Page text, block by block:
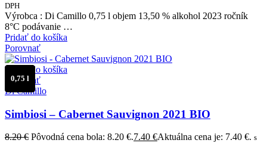
DPH
Výrobca : Di Camillo 0,75 l objem 13,50 % alkohol 2023 ročník
8°C podávanie …
Pridať do košíka
Porovnať
Pridať do košíka
Porovnať
Di Camillo
Simbiosi – Cabernet Sauvignon 2021 BIO
8.20€ Pôvodná cena bola: 8.20 €.7.40 €Aktuálna cena je: 7.40 €. s
0,75 l